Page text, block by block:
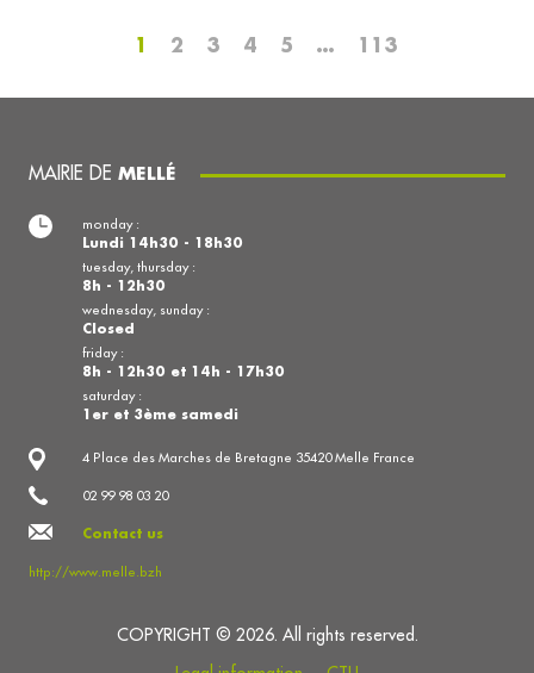
1 2 3 4 5 … 113
MAIRIE DE MELLÉ
4 Place des Marches de Bretagne 35420 Melle France
02 99 98 03 20
Contact us
http://www.melle.bzh
monday :
Lundi 14h30 - 18h30
tuesday, thursday :
8h - 12h30
wednesday, sunday :
Closed
friday :
8h - 12h30 et 14h - 17h30
saturday :
1er et 3ème samedi
COPYRIGHT © 2026. All rights reserved.